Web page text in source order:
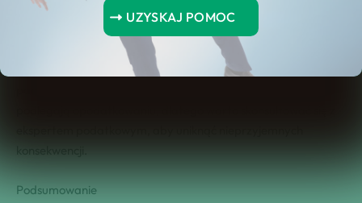
UZYSKAJ POMOC
pożyczkodawcą?
Jeśli dysponujesz wolnymi środkami finansowymi i chcesz je
pomnażać, warto rozważyć udzielanie pożyczek. Jednak
Podsumowanie